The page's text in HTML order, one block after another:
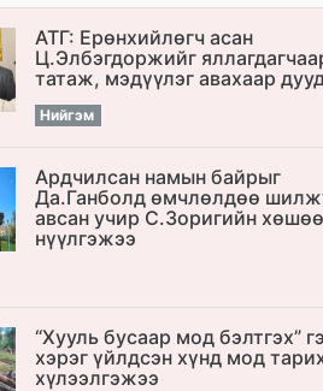
АТГ: Ерөнхийлөгч асан
Ц.Элбэгдоржийг
татаж, мэдүүлэг авахаар
Нийгэм
Ардчилсан намын байрыг
Да.Ганболд өмчлөлдөө
авсан учир С.Зоригийн
нүүлгэжээ
“Хууль бусаар мод бэлтгэх”
хэрэг үйлдсэн хүнд мод
хүлээлгэжээ